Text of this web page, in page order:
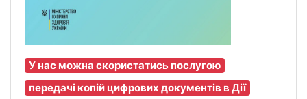
У нас можна скористатись послугою
передачі копій цифрових документів в Дії